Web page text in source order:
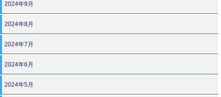
2024年9月
2024年8月
2024年7月
2024年6月
2024年5月